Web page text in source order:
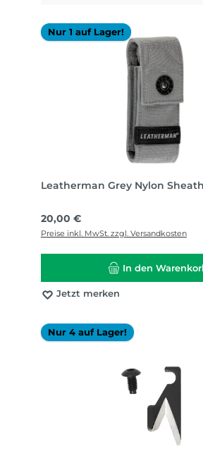
Nur 1 auf Lager!
Leatherman Grey Nylon Sheath
Regulärer Preis:
20,00 €
Preise inkl. MwSt. zzgl. Versandkosten
In den
Jetzt merken
Nur 4 auf Lager!